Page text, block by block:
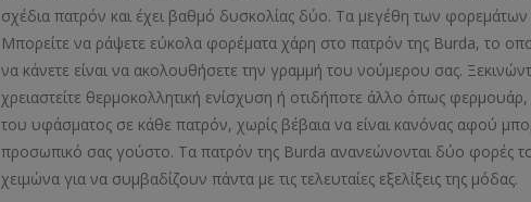
σχέδια πατρόν και έχει βαθμό δυσκολίας δύο. Τα μεγέθη των φορεμάτων
Μπορείτε να ράψετε εύκολα φορέματα χάρη στο πατρόν της Burda, το
να κάνετε είναι να ακολουθήσετε την γραμμή του νούμερου σας.
χρειαστείτε θερμοκολλητική ενίσχυση ή οτιδήποτε άλλο όπως
του υφάσματος σε κάθε πατρόν, χωρίς βέβαια να είναι κανόνας αφού
προσωπικό σας γούστο. Τα πατρόν της Burda ανανεώνονται δύο φορές
χειμώνα για να συμβαδίζουν πάντα με τις τελευταίες εξελίξεις της